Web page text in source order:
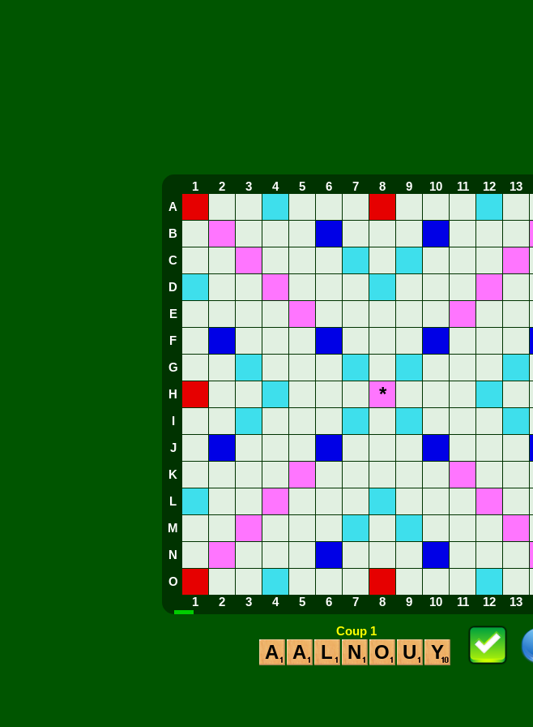
1 2 3 4 5 6 7 8 9 10 11 12 13
A
B
C
D
E
F
G
H *
J
K
L
M
N
O
1
2 3 4 5 6 7 8 9 10 11 12 13
Coup 1
A A L N O U Y